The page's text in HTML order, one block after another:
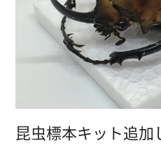
昆虫標本キット追加